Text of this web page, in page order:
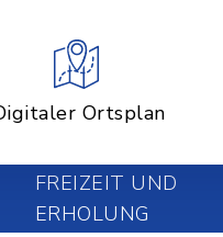
Ortsplan
FREIZEIT UND
ERHOLUNG